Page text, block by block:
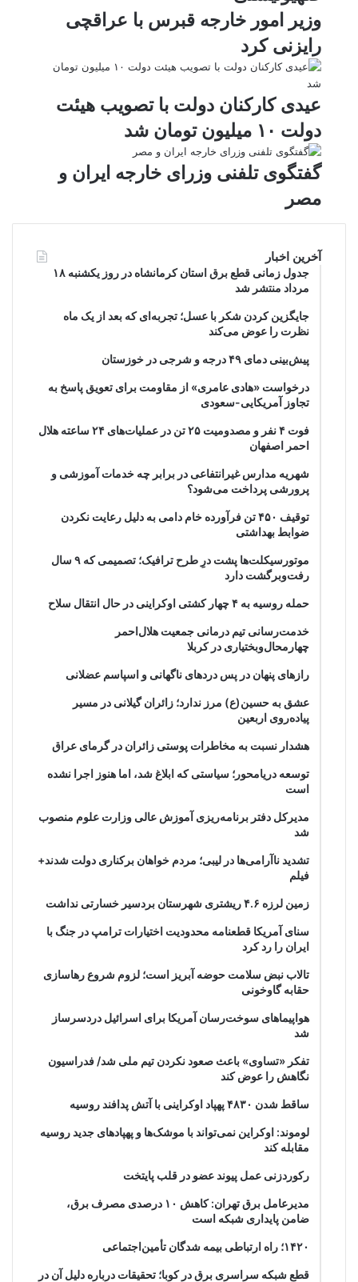
وزیر امور خارجه قبرس با عراقچی
رایزنی کرد
عیدی کارکنان دولت با تصویب هیئت
دولت ۱۰ میلیون تومان شد
گفتگوی تلفنی وزرای خارجه ایران و
مصر
آخرین اخبار
جدول زمانی قطع برق استان کرمانشاه در روز یکشنبه ۱۸
مرداد منتشر شد
جایگزین کردن شکر با عسل؛ تجربه‌ای که بعد از یک ماه
نظرت را عوض می‌کند
پیش‌بینی دمای ۴۹ درجه و شرجی در خوزستان
درخواست «هادی عامری» از مقاومت برای تعویق پاسخ به
تجاوز آمریکایی-سعودی
فوت ۴ نفر و مصدومیت ۲۵ تن در عملیات‌های ۲۴ ساعته هلال
احمر اصفهان
شهریه مدارس غیرانتفاعی در برابر چه خدمات آموزشی و
پرورشی پرداخت می‌شود؟
توقیف ۴۵۰ تن فرآورده خام دامی به دلیل رعایت نکردن
ضوابط بهداشتی
موتورسیکلت‌ها پشت درِ طرح ترافیک؛ تصمیمی که ۹ سال
رفت‌وبرگشت دارد
حمله روسیه به ۴ چهار کشتی اوکراینی در حال انتقال سلاح
خدمت‌رسانی تیم درمانی جمعیت هلال‌احمر
چهارمحال‌وبختیاری در کربلا
رازهای پنهان در پس دردهای ناگهانی و اسپاسم عضلانی
عشق به حسین(ع) مرز ندارد؛ زائران گیلانی در مسیر
پیاده‌روی اربعین
هشدار نسبت به مخاطرات پوستی زائران در گرمای عراق
توسعه دریامحور؛ سیاستی که ابلاغ شد، اما هنوز اجرا نشده
است
مدیرکل دفتر برنامه‌ریزی آموزش عالی وزارت علوم منصوب
شد
تشدید ناآرامی‌ها در لیبی؛ مردم خواهان برکناری دولت شدند+
فیلم
زمین لرزه ۴.۶ ریشتری شهرستان بردسیر خسارتی نداشت
سنای آمریکا قطعنامه محدودیت اختیارات ترامپ در جنگ با
ایران را رد کرد
تالاب نبض سلامت حوضه آبریز است؛ لزوم شروع رهاسازی
حقابه گاوخونی
هواپیماهای سوخت‌رسان آمریکا برای اسرائیل دردسرساز
شد
تفکر «تساوی» باعث صعود نکردن تیم ملی شد/ فدراسیون
نگاهش را عوض کند
ساقط شدن ۴۸۳۰ پهپاد اوکراینی با آتش پدافند روسیه
لوموند: اوکراین نمی‌تواند با موشک‌ها و پهپادهای جدید روسیه
مقابله کند
رکوردزنی عمل پیوند عضو در قلب پایتخت
مدیرعامل برق تهران: کاهش ۱۰ درصدی مصرف برق،
ضامن پایداری شبکه است
۱۴۲۰؛ راه ارتباطی بیمه شدگان تأمین‌اجتماعی
قطع شبکه سراسری برق در کوبا؛ تحقیقات درباره دلیل آن در